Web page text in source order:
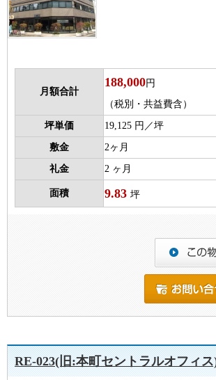
月額合計
188,000円
（税別・共益費含）
坪単価 19,125 円／坪
敷金 2ヶ月
礼金 2 ヶ月
面積 9.83 坪
RE-023(旧:本町セントラルオフィ